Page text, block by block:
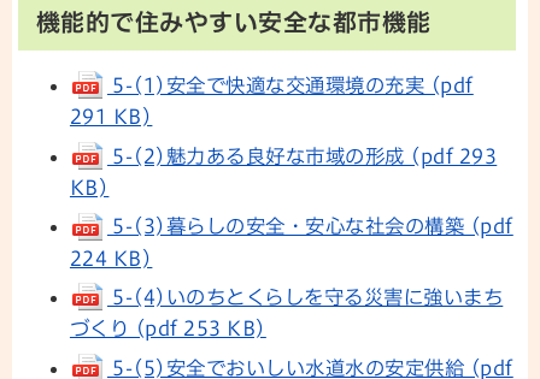
機能的で住みやすい安全な都市機能
5-(1)安全で快適な交通環境の充実 (pdf
291 KB)
5-(2)魅力ある良好な市域の形成 (pdf 293
KB)
5-(3)暮らしの安全・安心な社会の構築 (pdf
224 KB)
5-(4)いのちとくらしを守る災害に強いまち
づくり (pdf 253 KB)
5-(5)安全でおいしい水道水の安定供給 (pdf